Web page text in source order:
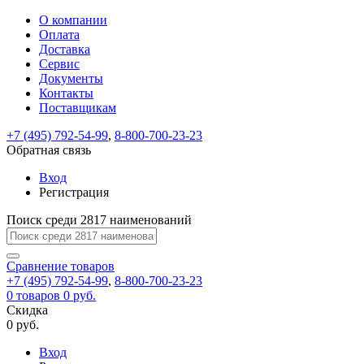
ВходРегистрация
Только
test@example.com
отправлена
по
ней
для
регистрации.
Ок
Только
Запомнить
меня
Забыли
Восстановление
пароля
Заполните
форму.
Мы
отправим
ссылку
на
указанный
электронный
адрес,
перейдя
по
которой
вы
новый
На
вашу
test@test.ru
отправлена
ссылка.
Перейдите
по
для
смены
пароля.
Введите
новый
пароль
Сменить
Пароль
успешно
Войти
Обратная
связь
Сообщение
пользовательского
соглашения
Ваше
сообщение
успешно
О компании
Оплата
Доставка
Сервис
Документы
Контакты
Поставщикам
+7 (495) 792-54-99, 8-800-700-23-23
Обратная связь
Вход
Регистрация
Поиск среди 2817 наименований
Сравнение товаров
+7 (495) 792-54-99, 8-800-700-23-23
0 товаров 0 руб.
Скидка
0 руб.
Вход